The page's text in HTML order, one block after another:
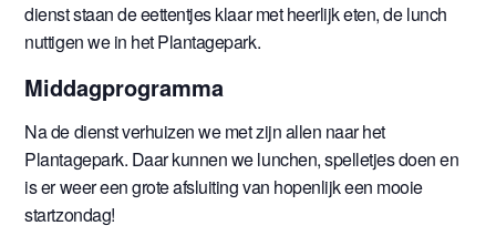
dienst staan de eettentjes klaar met heerlijk eten, de lunch
nuttigen we in het Plantagepark.
Middagprogramma
Na de dienst verhuizen we met zijn allen naar het
Plantagepark. Daar kunnen we lunchen, spelletjes doen en
is er weer een grote afsluiting van hopenlijk een mooie
startzondag!